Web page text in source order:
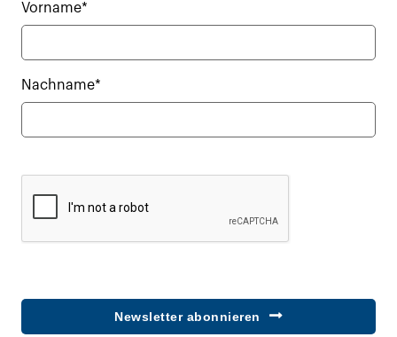
Vorname*
Nachname*
Newsletter abonnieren